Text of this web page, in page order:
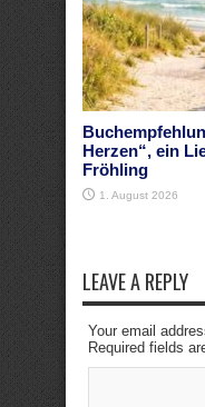
Herzen“, ein
Fröhling
1. August 2026
LEAVE A REPLY
Your email
Required fields